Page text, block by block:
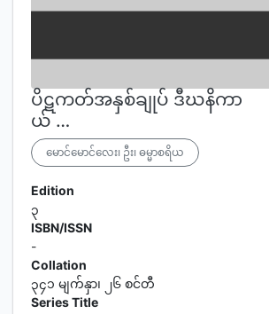
ပိဋကတ်အနှစ်ချုပ် ဒီဃနိကာ
ယ် …
မောင်မောင်လေး၊ ဦး၊ ဓမ္မာစရိယ
Edition
၃
ISBN/ISSN
-
Collation
၃၄၁ မျက်နှာ၊ ၂၆ စင်တီ
Series Title